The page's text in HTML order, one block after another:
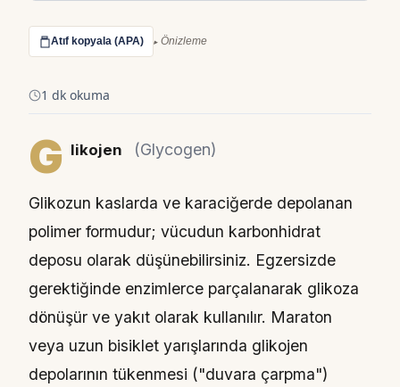
Atıf kopyala (APA) Önizleme
1 dk okuma
G likojen (Glycogen)
Glikozun kaslarda ve karaciğerde depolanan
polimer formudur; vücudun karbonhidrat
deposu olarak düşünebilirsiniz. Egzersizde
gerektiğinde enzimlerce parçalanarak glikoza
dönüşür ve yakıt olarak kullanılır. Maraton
veya uzun bisiklet yarışlarında glikojen
depolarının tükenmesi ("duvara çarpma")